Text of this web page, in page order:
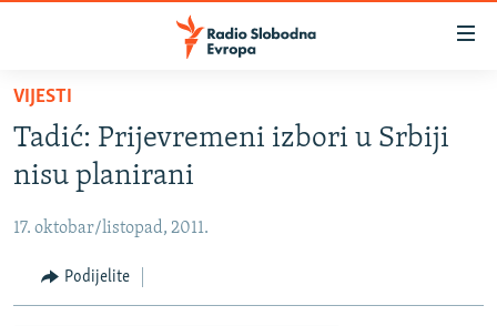
Pređite
glavni
sadržaj
na
navigaciju
Pređite
VIJESTI
BOSNA I HERCEGOVINA
KOSOVO
CRNA GORA
VIJESTI
Tadić: Prijevremeni izbori u Srbiji
nisu planirani
17. oktobar/listopad, 2011.
Podijelite